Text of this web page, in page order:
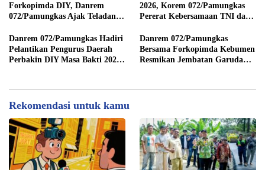
DIBORONGKAN KE PIHAK
LUAR DESA, PEKERJA
Forkopimda DIY, Danrem
072/Pamungkas Ajak Teladani
Diponegoro
2026, Korem 072/Pamungkas
Pererat Kebersamaan TNI dan
Danrem 072/Pamungkas Hadiri
Pelantikan Pengurus Daerah
Perbakin DIY Masa Bakti 2026-
Danrem 072/Pamungkas
Bersama Forkopimda Kebumen
Resmikan Jembatan Garuda
Rekomendasi untuk kamu